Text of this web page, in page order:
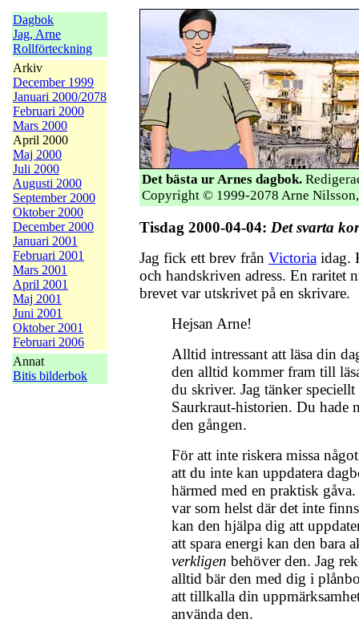
Dagbok
Jag, Arne
Rollförteckning
Arkiv
December 1999
Januari 2000/2078
Februari 2000
Mars 2000
April 2000
Maj 2000
Juli 2000
Augusti 2000
September 2000
Oktober 2000
December 2000
Januari 2001
Februari 2001
Mars 2001
April 2001
Maj 2001
Juni 2001
Oktober 2001
Februari 2006
Annat
Bitis bilderbok
Det bästa ur Arnes dagbok.
Copyright © 1999-2078 Arne
Tisdag 2000-04-04: Det svarta
Jag fick ett brev från Victoria idag.
och handskriven adress. En raritet
brevet var utskrivet på en skrivare.
Hejsan Arne!
Alltid intressant att läsa din
den alltid kommer fram till
du skriver. Jag tänker speciellt
Saurkraut-historien. Du hade
den gången.
För att inte riskera missa
att du inte kan uppdatera
härmed med en praktisk
var som helst där det inte
kan den hjälpa dig att
att spara energi kan den bara
verkligen behöver den. Jag
alltid bär den med dig i
att tillkalla din
använda den.